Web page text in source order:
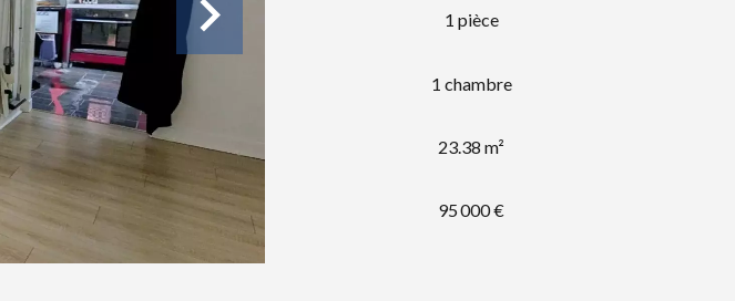
1 pièce
1 chambre
23.38 m²
95 000 €